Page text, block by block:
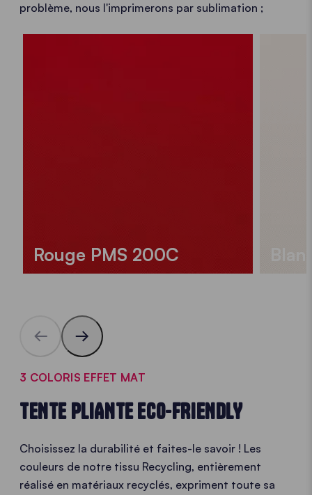
problème, nous l'imprimerons par sublimation ;
Rouge PMS 200C
3 COLORIS EFFET MAT
TENTE PLIANTE ECO-FRIENDLY
Choisissez la durabilité et faites-le savoir ! Les
couleurs de notre tissu Recycling, entièrement
réalisé en matériaux recyclés, expriment toute sa